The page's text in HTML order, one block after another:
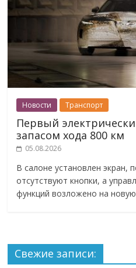
Новости Транспорт
Первый
запасом хода 800 км
05.08.2026
В салоне установлен экран,
отсутствуют кнопки, а
функций возложено на
Свежие записи: